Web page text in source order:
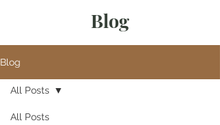
Blog
Blog
All Posts
All Posts